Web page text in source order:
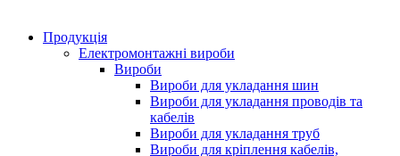
Продукція
Електромонтажні вироби
Вироби
Вироби для укладання шин
Вироби для укладання проводів та
кабелів
Вироби для укладання труб
Вироби для кріплення кабелів,